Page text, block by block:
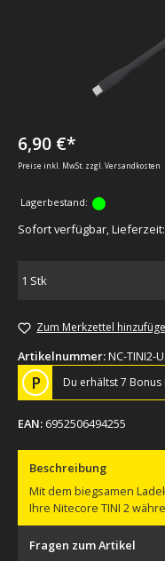
6,90 €*
Preise inkl. MwSt. zzgl. Versandkosten
Lagerbestand:
Sofort verfügbar, Lieferzeit:
Zum Merkzettel
Artikelnummer:NC-TINI2-
P Du erhältst 7
EAN: 6952506494255
Beschreibung
Mit dem biegsamen
Ihre Nitecore TINI 2
Fragen zum Artikel